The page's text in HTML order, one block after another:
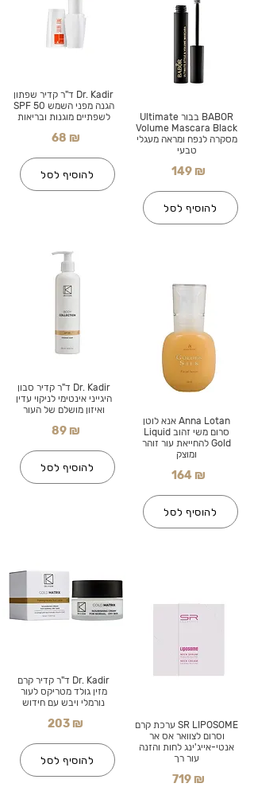
Dr. Kadir ד"ר קדיר שפתון
הגנה מפני השמש SPF 50
לשפתיים מוגנות ובריאות
68 ₪
להוסיף לסל
Dr. Kadir ד"ר קדיר סבון
היגייני אינטימי לניקוי עדין
ואיזון מושלם של העור
89 ₪
להוסיף לסל
Dr. Kadir ד"ר קדיר קרם
מזין גולד מטריקס לעור
נורמלי ויבש עם חידוש
203 ₪
להוסיף לסל
BABOR בבור Ultimate
Volume Mascara Black
מסקרה לנפח ומראה מעגלי
טבעי
149 ₪
להוסיף לסל
Anna Lotan אנא לוטן
סרום משי זהוב Liquid
Gold להחייאת עור זוהר
ומוצק
164 ₪
להוסיף לסל
SR LIPOSOME ערכת קרם
וסרום לצוואר אס אר
אנטי-אייג'ינג לחות והזנה
עור רך
719 ₪